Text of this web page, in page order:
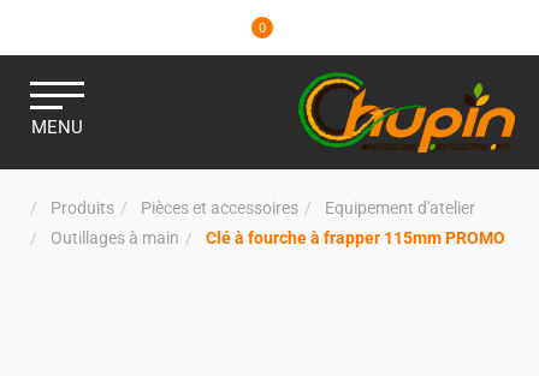
0
MENU
Produits Pièces et accessoires
Equipement d'atelier
Outillages à main
Clé à fourche à frapper 115mm PROMO